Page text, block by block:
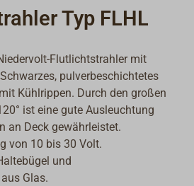
Typ FLHL
Flutlichtstrahler mit
pulverbeschichtetes
Kühlrippen. Durch den großen
ist eine gute Ausleuchtung
an Deck gewährleistet.
von 10 bis 30 Volt.
und
Glas.